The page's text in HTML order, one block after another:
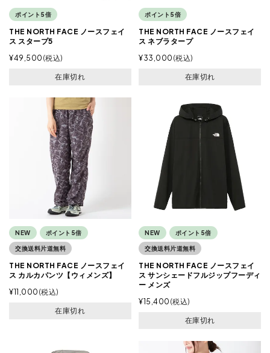
ポイント5倍
THE NORTH FACE ノースフェイ
ス スタープ5
¥49,500 税込
在庫切れ
ポイント5倍
THE NORTH FACE ノースフェイ
ス ネブラタープ
¥33,000 税込
在庫切れ
NEW ポイント5倍
交換送料片道無料
THE NORTH FACE ノースフェイ
ス カルカパンツ【ウィメンズ】
¥11,000 税込
在庫切れ
NEW ポイント5倍
交換送料片道無料
THE NORTH FACE ノースフェイ
ス サンシェードフルジップフーディ
ー メンズ
¥15,400 税込
在庫切れ